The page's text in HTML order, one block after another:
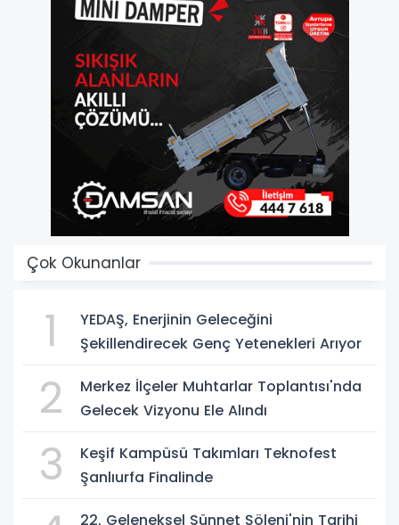
Çok Okunanlar
1
YEDAŞ, Enerjinin Geleceğini
Şekillendirecek Genç Yetenekleri Arıyor
2
Merkez İlçeler Muhtarlar Toplantısı'nda
Gelecek Vizyonu Ele Alındı
3
Keşif Kampüsü Takımları Teknofest
Şanlıurfa Finalinde
22. Geleneksel Sünnet Şöleni'nin Tarihi